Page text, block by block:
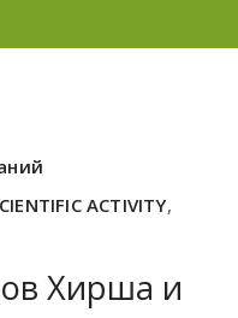
ACTIVITY,
Хирша и